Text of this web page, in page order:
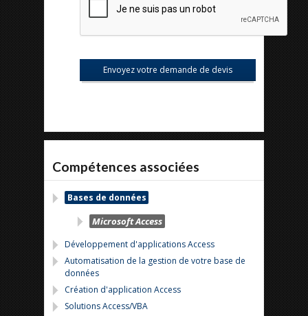
Compétences associées
Bases de données
Microsoft Access
Développement d'applications Access
Automatisation de la gestion de votre base de
données
Création d'application Access
Solutions Access/VBA